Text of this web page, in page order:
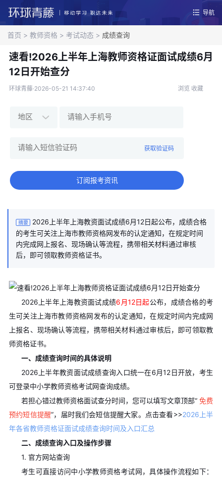
导航
首页 > 教师资格 > 考试动态 > 成绩查询
速看!2026上半年上海教师资格证面试成绩6月
12日开始查分
环球青藤·2026-05-21 14:37:40 浏览 收藏
获取验证码
订阅报考资讯
摘要
2026上半年上海教资面试成绩6月12日起公布，成绩合格
的考生可关注上海市教师资格网发布的认定通知，在规定时间
内完成网上报名、现场确认等流程，携带相关材料通过审核
后，即可领取教师资格证书。
2026上半年上海教资面试成绩6月12日起公布，成绩合格的考
生可关注上海市教师资格网发布的认定通知，在规定时间内完成网
上报名、现场确认等流程，携带相关材料通过审核后，即可领取教
师资格证书。
一、成绩查询时间的具体说明
2026上半年教资面试成绩查询入口统一在6月12日开放，考生
可登录中小学教师资格考试网查询成绩。
若担心错过教师资格面试查分时间，您可以填写文章顶部“ 免费
预约短信提醒”，届时我们会短信提醒大家。点击查看>>2026上半
年各省教师资格证面试成绩查询时间及入口汇总
二、成绩查询入口及操作步骤
1. 官方网站查询
考生可直接访问中小学教师资格考试网，具体操作流程如下：